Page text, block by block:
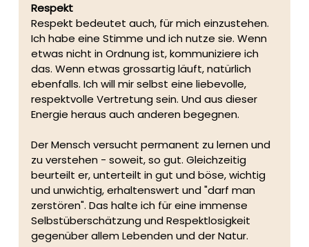
Respekt
Respekt bedeutet auch, für mich einzustehen.
Ich habe eine Stimme und ich nutze sie. Wenn
etwas nicht in Ordnung ist, kommuniziere ich
das. Wenn etwas grossartig läuft, natürlich
ebenfalls. Ich will mir selbst eine liebevolle,
respektvolle Vertretung sein. Und aus dieser
Energie heraus auch anderen begegnen.
Der Mensch versucht permanent zu lernen und
zu verstehen - soweit, so gut. Gleichzeitig
beurteilt er, unterteilt in gut und böse, wichtig
und unwichtig, erhaltenswert und "darf man
zerstören". Das halte ich für eine immense
Selbstüberschätzung und Respektlosigkeit
gegenüber allem Lebenden und der Natur.